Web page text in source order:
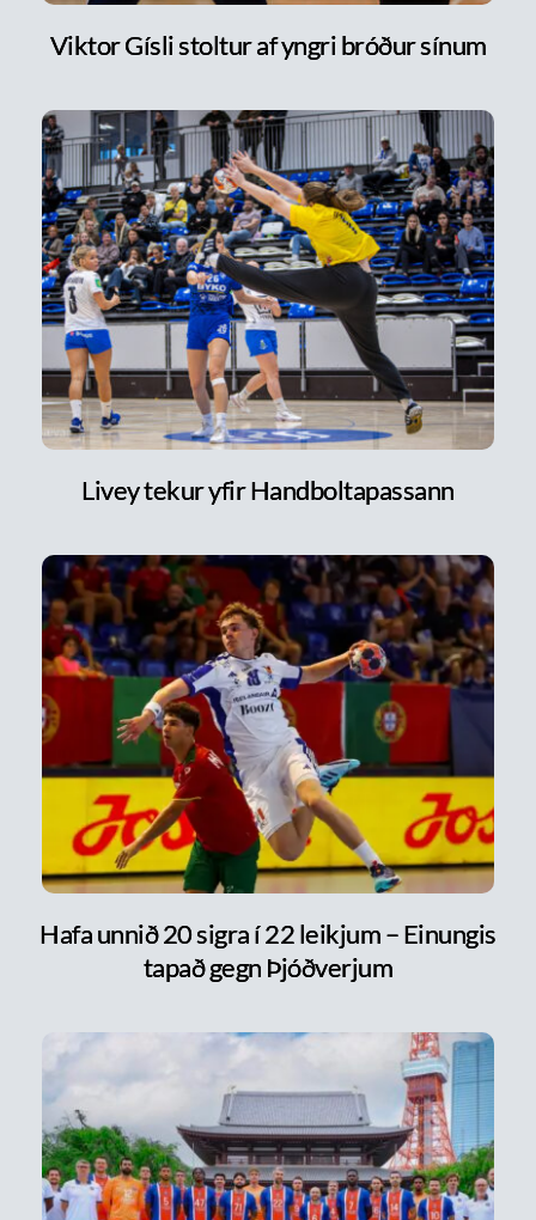
Viktor Gísli stoltur af yngri bróður sínum
Livey tekur yfir Handboltapassann
Hafa unnið 20 sigra í 22 leikjum – Einungis
tapað gegn Þjóðverjum